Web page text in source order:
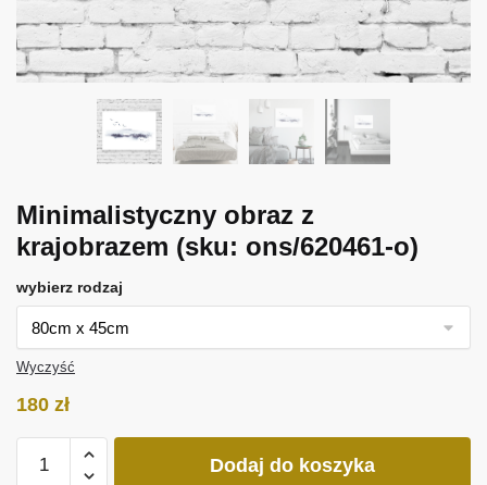
Minimalistyczny obraz z
krajobrazem (sku: ons/620461-o)
wybierz rodzaj
Wyczyść
180 zł
Minimalistyczny
Dodaj do koszyka